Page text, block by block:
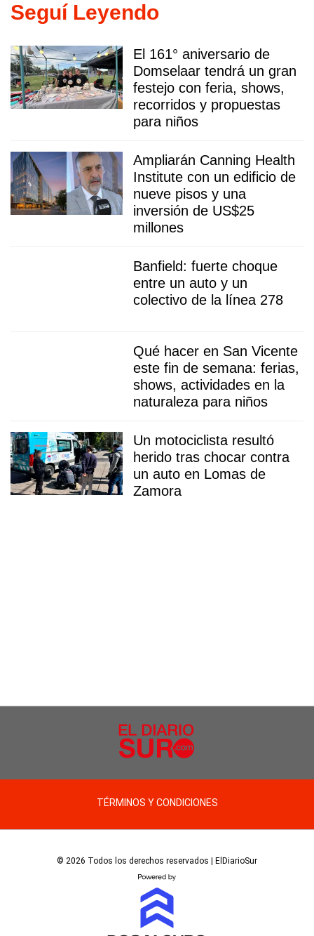
Seguí Leyendo
El 161° aniversario de
Domselaar tendrá un gran
festejo con feria, shows,
recorridos y propuestas
para niños
Ampliarán Canning Health
Institute con un edificio de
nueve pisos y una
inversión de US$25
millones
Banfield: fuerte choque
entre un auto y un
colectivo de la línea 278
Qué hacer en San Vicente
este fin de semana: ferias,
shows, actividades en la
naturaleza para niños
Un motociclista resultó
herido tras chocar contra
un auto en Lomas de
Zamora
TÉRMINOS Y CONDICIONES
© 2026 Todos los derechos reservados | ElDiarioSur